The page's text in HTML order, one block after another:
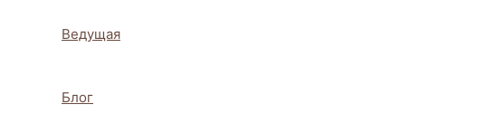
Ведущая
Блог